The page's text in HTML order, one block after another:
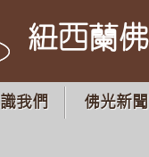
紐西蘭佛
我們 佛光新聞